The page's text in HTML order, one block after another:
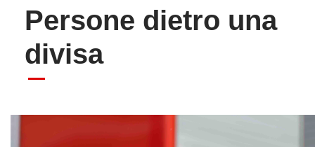
Persone dietro una
divisa